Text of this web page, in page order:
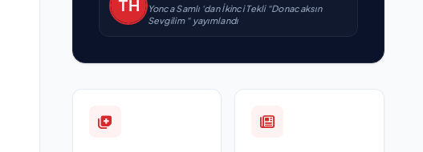
Yonca Samlı ‘dan İkinci Tekli “Donacaksın
Sevgilim “ yayımlandı